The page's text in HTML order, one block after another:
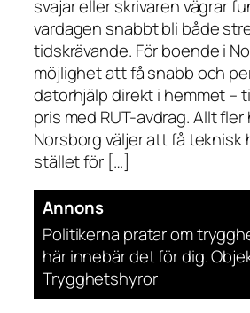
svajar eller skrivaren vägrar
vardagen snabbt bli både
tidskrävande. För boende i
möjlighet att få snabb och
datorhjälp direkt i hemmet –
pris med RUT-avdrag. Allt fler
Norsborg väljer att få teknisk
stället för […]
Annons
Politikerna pratar om
här innebär det för dig.
Trygghetshyror